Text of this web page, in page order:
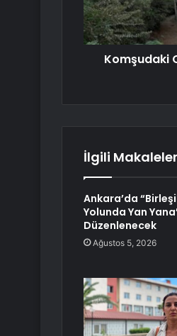
Komşudaki
İlgili Makaleler
Ankara’da
Yolunda Yan
Düzenlenecek
Ağustos 5, 2026